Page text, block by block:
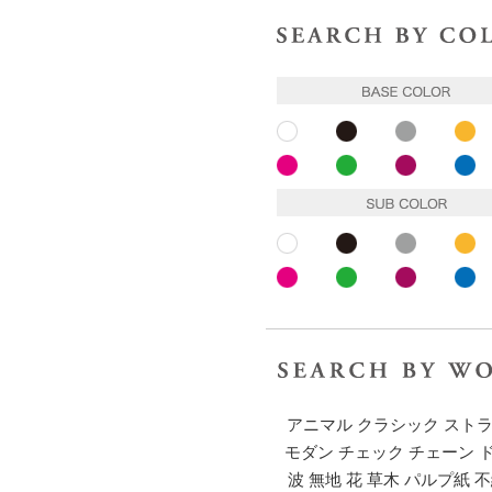
ホワイト ブラック グレー
ピンク ピンク パープル
ホワイト ブラック グレー
ピンク ピンク パープル
アニマル クラシック スト
モダン チェック チェーン
波 無地 花 草木 パルプ紙